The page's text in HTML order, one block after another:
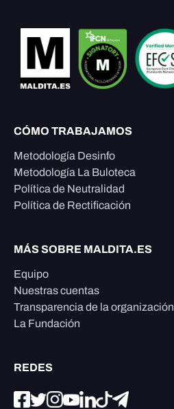
CÓMO TRABAJAMOS
Metodología Desinfo
Metodología La Buloteca
Política de Neutralidad
Política de Rectificación
MÁS SOBRE MALDITA.ES
Equipo
Nuestras cuentas
Transparencia de la organización
La Fundación
REDES